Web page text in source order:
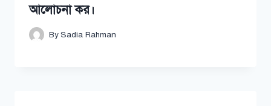
আলোচনা কর।
BySadia Rahman